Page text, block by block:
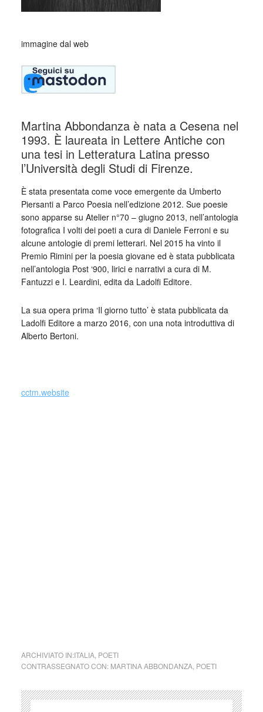
immagine dal web
Martina Abbondanza è nata a Cesena nel
1993. È laureata in Lettere Antiche con
una tesi in Letteratura Latina presso
l’Università degli Studi di Firenze.
È stata presentata come voce emergente da Umberto
Piersanti a Parco Poesia nell’edizione 2012. Sue poesie
sono apparse su Atelier n°70 – giugno 2013, nell’antologia
fotografica I volti dei poeti a cura di Daniele Ferroni e su
alcune antologie di premi letterari. Nel 2015 ha vinto il
Premio Rimini per la poesia giovane ed è stata pubblicata
nell’antologia Post ‘900, lirici e narrativi a cura di M.
Fantuzzi e I. Leardini, edita da Ladolfi Editore.
La sua opera prima ‘Il giorno tutto’ è stata pubblicata da
Ladolfi Editore a marzo 2016, con una nota introduttiva di
Alberto Bertoni.
cctm.website
ARCHIVIATO IN:ITALIA, POETI
CONTRASSEGNATO CON: MARTINA ABBONDANZA, POETI